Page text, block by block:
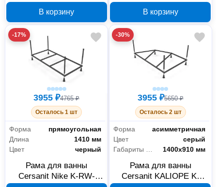
63326
В корзину В корзину
-17%
3955 ₽4765 ₽
Осталось 1 шт
Форма
прямоугольная
Длина
1410 мм
Цвет
черный
Рама для ванны
Cersanit Nike K-RW-
-30%
3955 ₽5650 ₽
Осталось 2 шт
Форма
асимметричная
Цвет
серый
1400х910 мм
Рама для ванны
Cersanit KALIOPE K-